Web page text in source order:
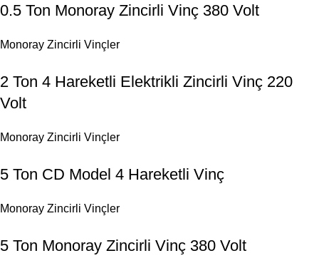
0.5 Ton Monoray Zincirli Vinç 380 Volt
Monoray Zincirli Vinçler
2 Ton 4 Hareketli Elektrikli Zincirli Vinç 220
Volt
Monoray Zincirli Vinçler
5 Ton CD Model 4 Hareketli Vinç
Monoray Zincirli Vinçler
5 Ton Monoray Zincirli Vinç 380 Volt